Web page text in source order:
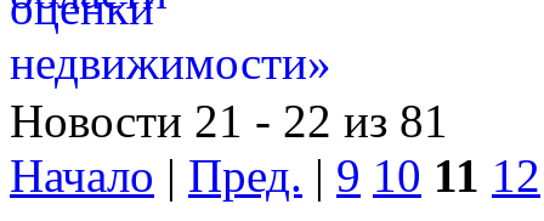
Новости 21 - 22 из 81
Начало | Пред. | 9 10 11 12